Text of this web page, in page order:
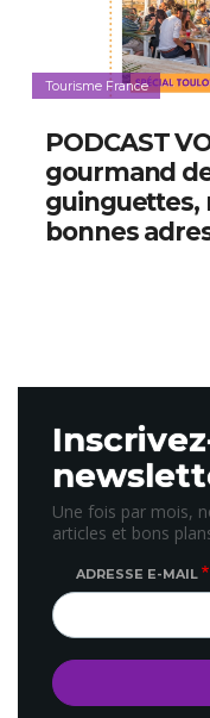
Tourisme France
PODCAST
gourmand
guinguettes,
bonnes
Une fois par mois,
articles et bons
ADRESSE E-MAIL